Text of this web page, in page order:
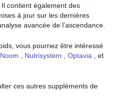
. Il contient également des
à jour sur les dernières
avancée de l’ascendance.
vous pourriez être intéressé
Noom Nutrisystem Optavia , et
ces autres suppléments de